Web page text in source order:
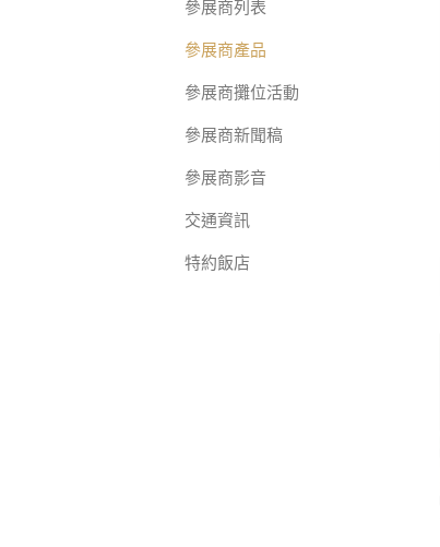
參展商列表
參展商產品
參展商攤位活動
參展商新聞稿
參展商影音
交通資訊
特約飯店